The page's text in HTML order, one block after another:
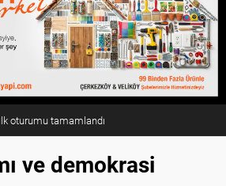
oturumu tamamlandı
ve demokrasi